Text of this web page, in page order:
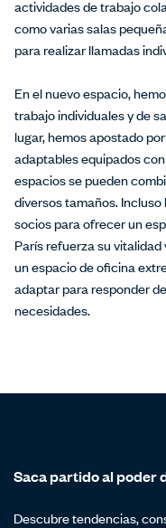
actividades de trabajo
como varias salas
para realizar llamadas
En el nuevo espacio,
trabajo individuales y de
lugar, hemos apostado
adaptables equipados
espacios se pueden
diversos tamaños.
socios para ofrecer un
París refuerza su
un espacio de oficina
adaptar para responder
necesidades.
Saca partido al poder
Descubre tendencias,